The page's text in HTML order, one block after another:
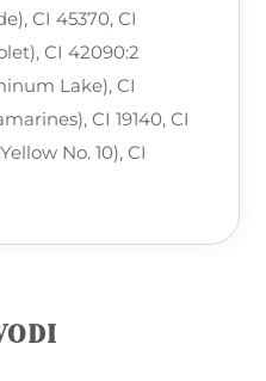
CI 45370, CI
CI 42090:2
Lake), CI
CI 19140, CI
No. 10), CI